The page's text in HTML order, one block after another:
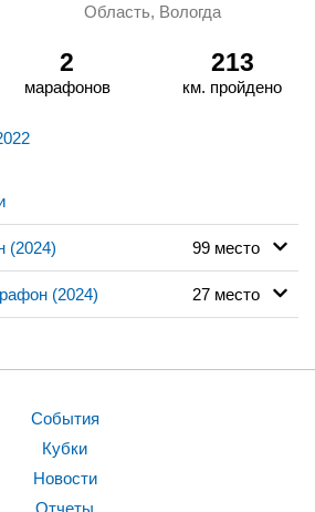
Область, Вологда
2
марафонов
213
км. пройдено
(2024) 99 место
(2024) 27 место
События
Кубки
Новости
Отчеты